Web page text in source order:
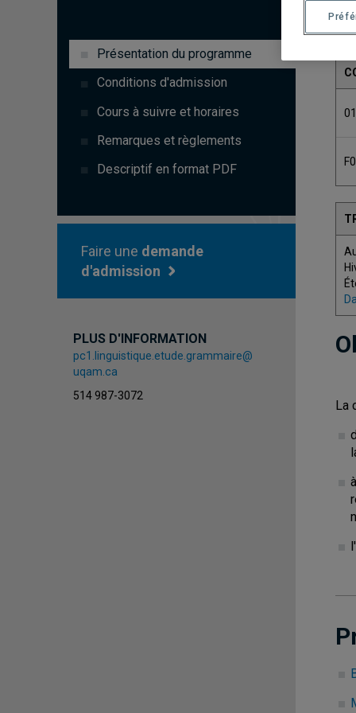
Présentation du programme
Conditions d'admission
Cours à suivre et horaires
Remarques et règlements
Descriptif en format PDF
Faire une demande
d'admission
PLUS D'INFORMATION
pc1.linguistique.etude.grammaire@
uqam.ca
514 987-3072
La